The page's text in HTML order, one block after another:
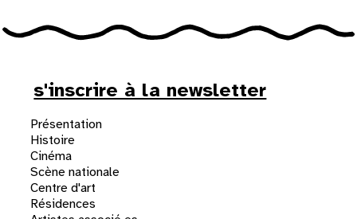
s'inscrire à la newsletter
Présentation
Histoire
Cinéma
Scène nationale
Centre d'art
Résidences